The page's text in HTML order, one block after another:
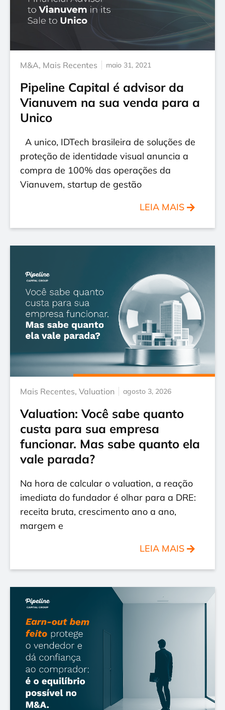
M&A, Mais Recentes maio 31, 2021
Pipeline Capital é advisor da
Vianuvem na sua venda para a
Unico
A unico, IDTech brasileira de soluções de
proteção de identidade visual anuncia a
compra de 100% das operações da
Vianuvem, startup de gestão
LEIA MAIS
Mais Recentes, Valuation agosto 3, 2026
Valuation: Você sabe quanto
custa para sua empresa
funcionar. Mas sabe quanto ela
vale parada?
Na hora de calcular o valuation, a reação
imediata do fundador é olhar para a DRE:
receita bruta, crescimento ano a ano,
margem e
LEIA MAIS